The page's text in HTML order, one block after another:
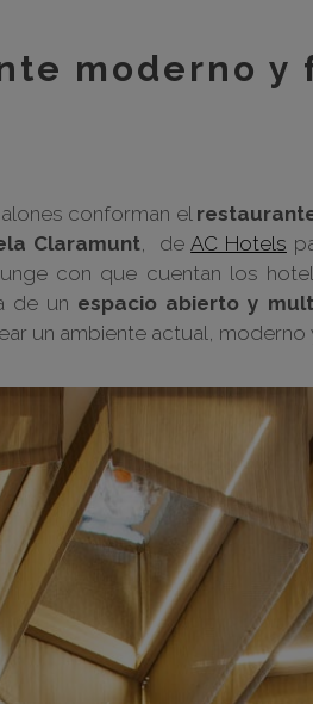
moderno y
conforman el
Claramunt, deAC Hotels
con que cuentan los
de un espacio abierto y
un ambiente actual, moderno